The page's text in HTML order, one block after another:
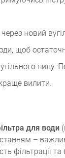
через новий
щоб
пилу.
вилити.
для води
–
фільтрації та